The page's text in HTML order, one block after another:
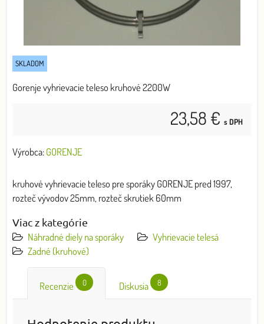
SKLADOM
Gorenje vyhrievacie teleso kruhové 2200W
23,58 € s DPH
Výrobca:GORENJE
kruhové vyhrievacie teleso pre sporáky GORENJE pred 1997,
rozteč vývodov 25mm, rozteč skrutiek 60mm
Viac z kategórie
Náhradné diely na sporáky
Vyhrievacie telesá
Zadné (kruhové)
Recenzie 0 Diskusia 8